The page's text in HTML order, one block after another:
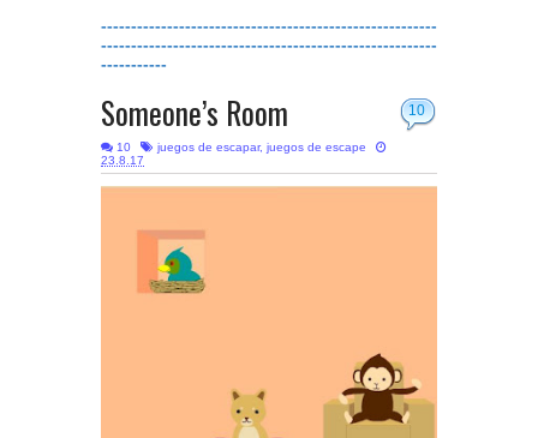
--------------------------------------------------------
--------------------------------------------------------
-----------
10
Someone’s Room
10 juegos de escapar, juegos de escape
23.8.17